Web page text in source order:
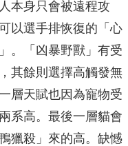
本身只會被遠程攻
以選手排恢復的「心
。「凶暴野獸」有受
其餘則選擇高觸發無
層天賦也因為寵物受
系高。最後一層貓會
獵殺」來的高。缺憾